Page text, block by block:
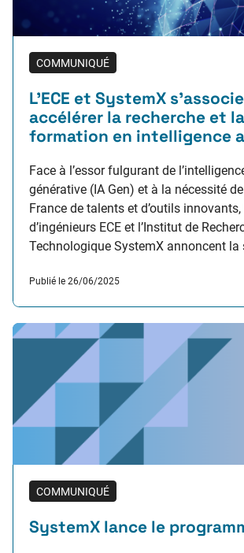
COMMUNIQUÉ
L’ECE et SystemX
accélérer la recherche et la
formation en intelligence
Face à l’essor fulgurant de
générative (IA Gen) et à la nécessité
France de talents et d’outils innovants,
d’ingénieurs ECE et l’Institut de
Technologique SystemX annoncent la
pour objectif de développer
projets de recherche collaborative,
Publié le 26/06/2025
COMMUNIQUÉ
SystemX lance le